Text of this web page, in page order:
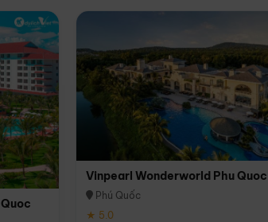
Vinpearl Wonderworld Phu Quoc
Phú Quốc
★ 5.0